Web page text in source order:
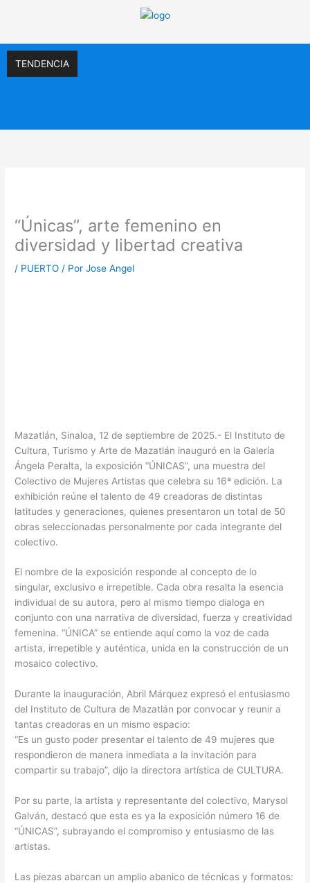
TENDENCIA
“Únicas”, arte femenino en
diversidad y libertad creativa
/ PUERTO / PorJose Angel
Mazatlán, Sinaloa, 12 de septiembre de 2025.- El Instituto de
Cultura, Turismo y Arte de Mazatlán inauguró en la Galería
Ángela Peralta, la exposición “ÚNICAS”, una muestra del
Colectivo de Mujeres Artistas que celebra su 16ª edición. La
exhibición reúne el talento de 49 creadoras de distintas
latitudes y generaciones, quienes presentaron un total de 50
obras seleccionadas personalmente por cada integrante del
colectivo.
El nombre de la exposición responde al concepto de lo
singular, exclusivo e irrepetible. Cada obra resalta la esencia
individual de su autora, pero al mismo tiempo dialoga en
conjunto con una narrativa de diversidad, fuerza y creatividad
femenina. “ÚNICA” se entiende aquí como la voz de cada
artista, irrepetible y auténtica, unida en la construcción de un
mosaico colectivo.
Durante la inauguración, Abril Márquez expresó el entusiasmo
del Instituto de Cultura de Mazatlán por convocar y reunir a
tantas creadoras en un mismo espacio:
“Es un gusto poder presentar el talento de 49 mujeres que
respondieron de manera inmediata a la invitación para
compartir su trabajo”, dijo la directora artística de CULTURA.
Por su parte, la artista y representante del colectivo, Marysol
Galván, destacó que esta es ya la exposición número 16 de
“ÚNICAS”, subrayando el compromiso y entusiasmo de las
artistas.
Las piezas abarcan un amplio abanico de técnicas y formatos: